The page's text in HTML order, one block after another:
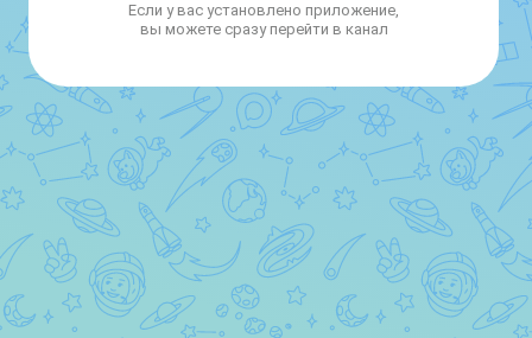
Если у вас установлено приложение,
вы можете сразу перейти в канал